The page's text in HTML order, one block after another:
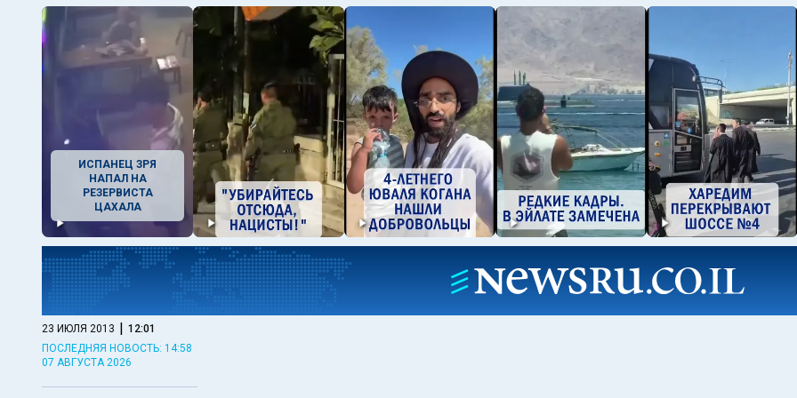
ИСПАНЕЦ ЗРЯ
НАПАЛ НА
РЕЗЕРВИСТА
ЦАХАЛА
23 ИЮЛЯ 2013 | 12:01
ПОСЛЕДНЯЯ НОВОСТЬ: 14:58
07 АВГУСТА 2026